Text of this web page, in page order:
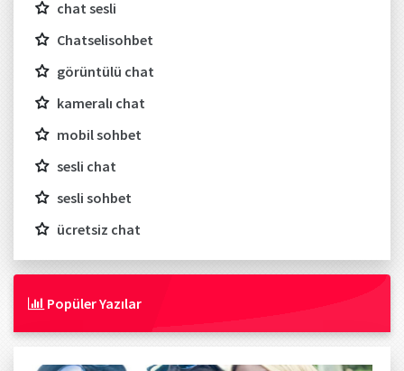
chat sesli
Chatselisohbet
görüntülü chat
kameralı chat
mobil sohbet
sesli chat
sesli sohbet
ücretsiz chat
Popüler Yazılar